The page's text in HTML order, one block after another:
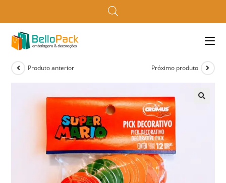
Produto anterior Próximo produto